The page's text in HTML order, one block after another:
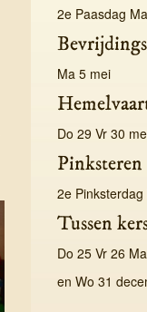
2e Paasdag
Ma 5 mei
Do 29 Vr 30
Pinksteren
2e
Tussen
Do 25 Vr 26
en Wo 31